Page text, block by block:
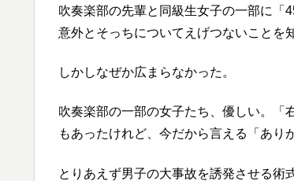
吹奏楽部の先輩と同級生女子の一部に「
意外とそっちについてえげつないことを
しかしなぜか広まらなかった。
吹奏楽部の一部の女子たち、優しい。「
もあったけれど、今だから言える「あり
とりあえず男子の大事故を誘発させる